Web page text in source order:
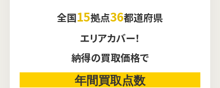
全国15拠点36都道府県
エリアカバー！
納得の買取価格で
年間買取点数